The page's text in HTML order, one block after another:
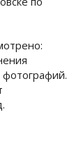
фотографий.